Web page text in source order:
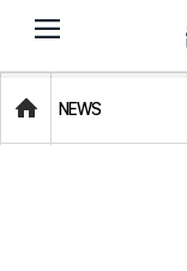
dehaze
Home
NEWS